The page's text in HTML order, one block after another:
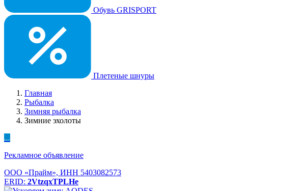
Обувь GRISPORT
Плетеные шнуры
Главная
Рыбалка
Зимняя рыбалка
Зимние эхолоты
...
Рекламное объявление
ООО «Прайм», ИНН 5403082573
ERID: 2VtzqxTPLHe